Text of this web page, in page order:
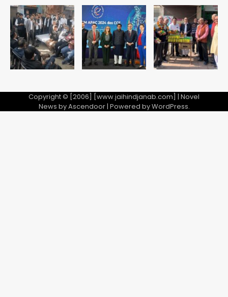
5
सुदर्शन शक्ति-वी अभ्यास में मॉक आॅपरेशन
Team JHJ
Copyright © [2006] [www.jaihindjanab.com] | Novel
News byAscendoor| Powered byWordPress.